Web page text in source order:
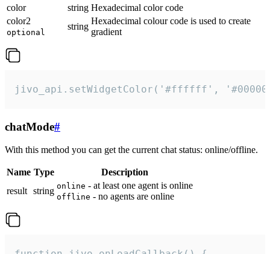
color
string Hexadecimal color code
color2
optional
string
Hexadecimal colour code is used to create
gradient
jivo_api.setWidgetColor('#ffffff',
chatMode#
With this method you can get the current chat status: online/offline.
Name Type
Description
result string online - at least one agent is online
offline - no agents are online